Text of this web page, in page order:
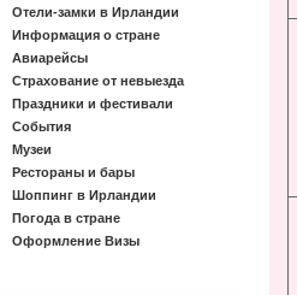
Отели-замки в Ирландии
Информация о стране
Авиарейсы
Страхование от невыезда
Праздники и фестивали
События
Музеи
Рестораны и бары
Шоппинг в Ирландии
Погода в стране
Оформление Визы